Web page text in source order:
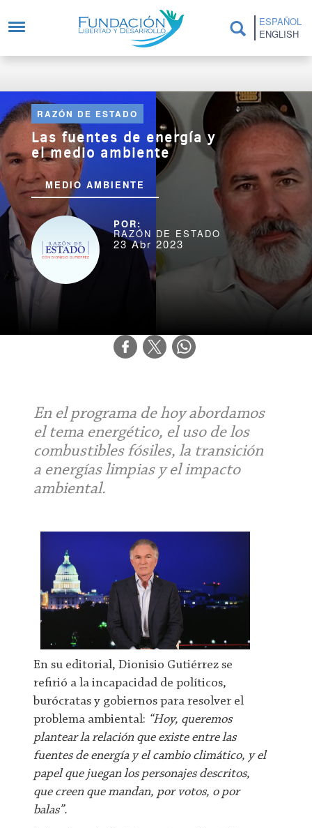
ESPAÑOL
ENGLISH
RAZÓN DE ESTADO
Las fuentes de energía y
el medio ambiente
MEDIO AMBIENTE
RAZÓN DE ESTADO
23 Abr 2023
En el programa de hoy abordamos
el tema energético, el uso de los
combustibles fósiles, la transición
a energías limpias y el impacto
ambiental.
En su editorial, Dionisio Gutiérrez se
refirió a la incapacidad de políticos,
burócratas y gobiernos para resolver el
problema ambiental: “Hoy, queremos
plantear la relación que existe entre las
fuentes de energía y el cambio climático, y el
papel que juegan los personajes descritos,
que creen que mandan, por votos, o por
balas”.